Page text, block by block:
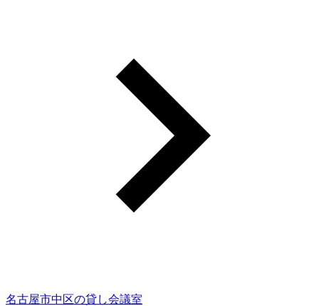
名古屋市中区の貸し会議室